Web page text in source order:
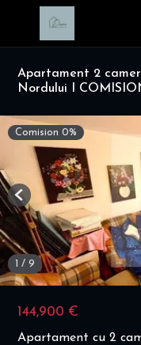
Apartament 2
Nordului I
144,900 €
Apartament cu 2
Comision 0%
1 / 9
Previous